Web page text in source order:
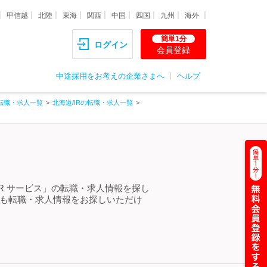
甲信越 北陸 東海 関西 中国 四国 九州 海外
ログイン
簡単1分
会員登録
中途採用をお考えの企業さまへ ヘルプ
職・求人一覧 北海道/IRの転職・求人一覧
サービス」の転職・求人情報を探し
転職・求人情報をお探しいただけ